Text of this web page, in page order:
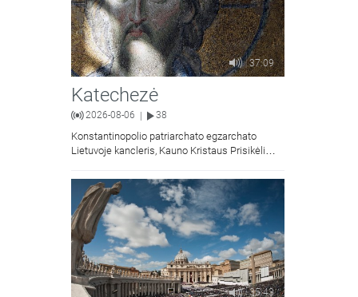
37:09
Katechezė
2026-08-06 38
Konstantinopolio patriarchato egzarchato
Lietuvoje kancleris, Kauno Kristaus Prisikėlimo
kunigas Vitalijus Mockus pasakoja apie
Kristaus Atsimainymo šventę.
35:43